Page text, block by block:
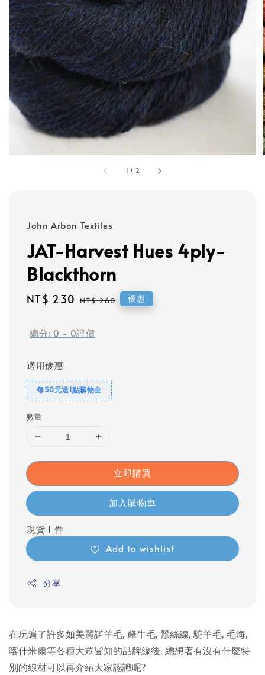
1 / 2
John Arbon Textiles
JAT-Harvest Hues 4ply-
Blackthorn
Sale
NT$ 230 Regular
NT$ 260 優惠
總分: 0 - 0評價
適用優惠
每50元送1點購物金
數量
立即購買
加入購物車
現貨 1 件
Add to wishlist
分享
在玩遍了許多如美麗諾羊毛, 犛牛毛, 蠶絲線, 駝羊毛, 毛海,
喀什米爾等各種大眾皆知的品牌線後, 總想著有沒有什麼特
別的線材可以再介紹大家認識呢?